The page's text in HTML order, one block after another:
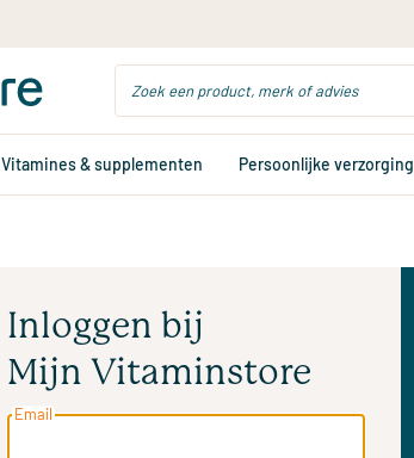
Vitamines & supplementen Persoonlijke verzorging
Inloggen bij
Mijn Vitaminstore
Email